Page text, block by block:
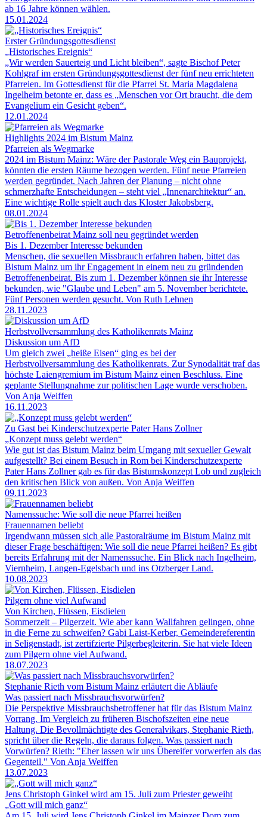
ab 16 Jahre können wählen.
15.01.2024
Erster Gründungsgottesdienst
„Historisches Ereignis“
„Wir werden Sauerteig und Licht bleiben“, sagte Bischof Peter
Kohlgraf im ersten Gründungsgottesdienst der fünf neu errichteten
Pfarreien. Im Gottesdienst für die Pfarrei St. Maria Magdalena
Ingelheim betonte er, dass es „Menschen vor Ort braucht, die dem
Evangelium ein Gesicht geben“.
12.01.2024
Highlights 2024 im Bistum Mainz
Pfarreien als Wegmarke
2024 im Bistum Mainz: Wäre der Pastorale Weg ein Bauprojekt,
könnten die ersten Räume bezogen werden. Fünf neue Pfarreien
werden gegründet. Nach Jahren der Planung – nicht ohne
schmerzhafte Entscheidungen – steht viel „Innenarchitektur“ an.
Eine wichtige Rolle spielt auch das Kloster Jakobsberg.
08.01.2024
Betroffenenbeirat Mainz soll neu gegründet werden
Bis 1. Dezember Interesse bekunden
Menschen, die sexuellen Missbrauch erfahren haben, bittet das
Bistum Mainz um ihr Engagement in einem neu zu gründenden
Betroffenenbeirat. Bis zum 1. Dezember können sie ihr Interesse
bekunden, wie "Glaube und Leben" am 5. November berichtete.
Fünf Personen werden gesucht. Von Ruth Lehnen
28.11.2023
Herbstvollversammlung des Katholikenrats Mainz
Diskussion um AfD
Um gleich zwei „heiße Eisen“ ging es bei der
Herbstvollversammlung des Katholikenrats. Zur Synodalität traf das
höchste Laiengremium im Bistum Mainz einen Beschluss. Eine
geplante Stellungnahme zur politischen Lage wurde verschoben.
Von Anja Weiffen
16.11.2023
Zu Gast bei Kinderschutzexperte Pater Hans Zollner
„Konzept muss gelebt werden“
Wie gut ist das Bistum Mainz beim Umgang mit sexueller Gewalt
aufgestellt? Bei einem Besuch in Rom bei Kinderschutzexperte
Pater Hans Zollner gab es für das Bistumskonzept Lob und zugleich
den kritischen Blick von außen. Von Anja Weiffen
09.11.2023
Namenssuche: Wie soll die neue Pfarrei heißen
Frauennamen beliebt
Irgendwann müssen sich alle Pastoralräume im Bistum Mainz mit
dieser Frage beschäftigen: Wie soll die neue Pfarrei heißen? Es gibt
bereits Erfahrung mit der Namenssuche. Ein Blick nach Ingelheim,
Viernheim, Langen-Egelsbach und ins Otzberger Land.
10.08.2023
Pilgern ohne viel Aufwand
Von Kirchen, Flüssen, Eisdielen
Sommerzeit – Pilgerzeit. Wie aber kann Wallfahren gelingen, ohne
in die Ferne zu schweifen? Gabi Laist-Kerber, Gemeindereferentin
in Seligenstadt, ist zertifzierte Pilgerbegleiterin. Sie hat viele Ideen
zum Pilgern ohne viel Aufwand.
18.07.2023
Stephanie Rieth vom Bistum Mainz erläutert die Abläufe
Was passiert nach Missbrauchsvorwürfen?
Die Perspektive Missbrauchsbetroffener hat für das Bistum Mainz
Vorrang. Im Vergleich zu früheren Bischofszeiten eine neue
Haltung. Die Bevollmächtigte des Generalvikars, Stephanie Rieth,
spricht über die Regeln, die daraus folgen. Was passiert nach
Vorwürfen? Rieth: "Eher lassen wir uns Übereifer vorwerfen als das
Gegenteil." Von Anja Weiffen
13.07.2023
Jens Christoph Ginkel wird am 15. Juli zum Priester geweiht
„Gott will mich ganz“